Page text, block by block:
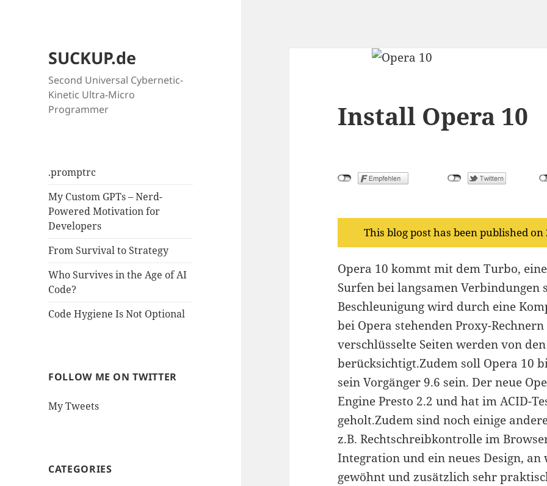
SUCKUP.de
Second Universal Cybernetic-
Kinetic Ultra-Micro
Programmer
.promptrc
My Custom GPTs – Nerd-
Powered Motivation for
Developers
From Survival to Strategy
Who Survives in the Age of AI
Code?
Code Hygiene Is Not Optional
FOLLOW ME ON TWITTER
My Tweets
CATEGORIES
Install Opera 10
This blog post has been published
Opera 10 kommt mit dem Turbo,
Surfen bei langsamen
Beschleunigung wird durch eine
bei Opera stehenden Proxy-
verschlüsselte Seiten werden von
berücksichtigt.Zudem soll Opera 10
sein Vorgänger 9.6 sein. Der neue
Engine Presto 2.2 und hat im ACID-
geholt.Zudem sind noch einige
z.B. Rechtschreibkontrolle im
Integration und ein neues Design,
gewöhnt und zusätzlich sehr